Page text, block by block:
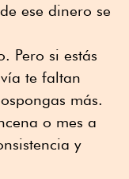
ese dinero se
Pero si estás
te faltan
más.
o mes a
y